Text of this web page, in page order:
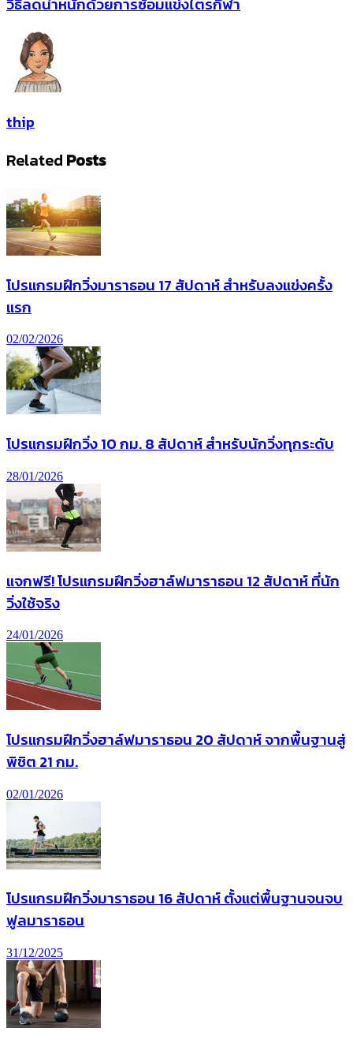
thip
Related Posts
โปรแกรมฝึกวิ่งมาราธอน 17 สัปดาห์ สำหรับลงแข่งครั้ง
แรก
02/02/2026
โปรแกรมฝึกวิ่ง 10 กม. 8 สัปดาห์ สำหรับนักวิ่งทุกระดับ
28/01/2026
แจกฟรี! โปรแกรมฝึกวิ่งฮาล์ฟมาราธอน 12 สัปดาห์ ที่นัก
วิ่งใช้จริง
24/01/2026
โปรแกรมฝึกวิ่งฮาล์ฟมาราธอน 20 สัปดาห์ จากพื้นฐานสู่
พิชิต 21 กม.
02/01/2026
โปรแกรมฝึกวิ่งมาราธอน 16 สัปดาห์ ตั้งแต่พื้นฐานจนจบ
ฟูลมาราธอน
31/12/2025